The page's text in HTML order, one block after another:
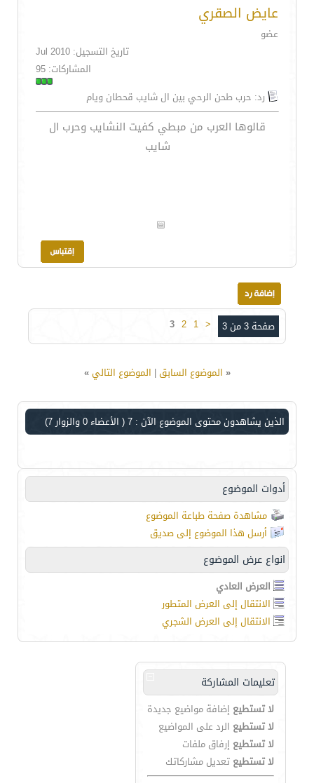
عايض الصقري
عضو
تاريخ التسجيل: Jul 2010
المشاركات: 95
رد: حرب طحن الرحي بين ال شايب قحطان ويام
قالوها العرب من مبطي كفيت النشايب وحرب ال
شايب
صفحة 3 من 3 <
1
2
3
« الموضوع السابق| الموضوع التالي»
الذين يشاهدون محتوى الموضوع الآن : 7 ( الأعضاء 0 والزوار 7)
أدوات الموضوع
مشاهدة صفحة طباعة الموضوع
أرسل هذا الموضوع إلى صديق
انواع عرض الموضوع
العرض العادي
الانتقال إلى العرض المتطور
الانتقال إلى العرض الشجري
تعليمات المشاركة
لا تستطيع إضافة مواضيع جديدة
لا تستطيع الرد على المواضيع
لا تستطيع إرفاق ملفات
لا تستطيع تعديل مشاركاتك